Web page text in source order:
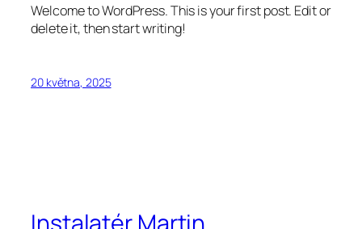
Welcome to WordPress. This is your first post. Edit or
delete it, then start writing!
20 května, 2025